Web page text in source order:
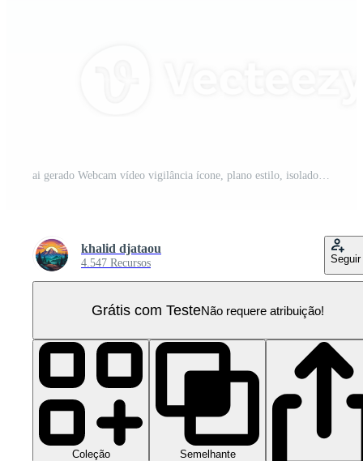
ai gerado Webcam vídeo vigilância ícone, plano estilo, isolado em transparente fundo PNG Pro
khalid djataou
4.547 Recursos Seguir
Grátis com TesteNão requere atribuição!
Coleção Semelhante